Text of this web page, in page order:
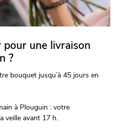
pour une livraison
?
bouquet jusqu’à 45 jours en
à Plouguin : votre
veille avant 17 h.